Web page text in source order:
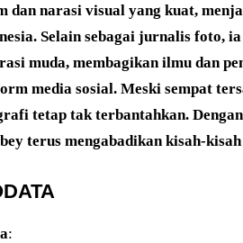
dan narasi visual yang kuat,
Selain sebagai jurnalis foto,
muda, membagikan ilmu dan
media sosial. Meski sempat
tetap tak terbantahkan.
terus mengabadikan kisah-
: